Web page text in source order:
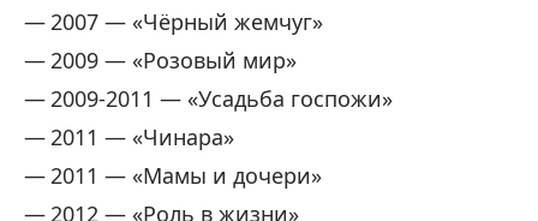
2007 — «Чёрный жемчуг»
2009 — «Розовый мир»
2009-2011 — «Усадьба госпожи»
2011 — «Чинара»
2011 — «Мамы и дочери»
2012 — «Роль в жизни»